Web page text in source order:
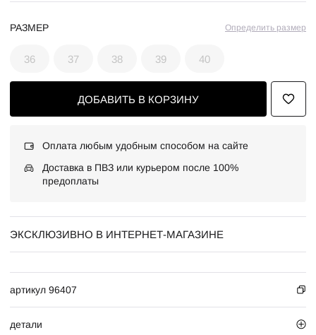
РАЗМЕР Определить размер
36 37 38 39 40
ДОБАВИТЬ В КОРЗИНУ
Оплата любым удобным способом на сайте
Доставка в ПВЗ или курьером после 100%
предоплаты
ЭКСКЛЮЗИВНО В ИНТЕРНЕТ-МАГАЗИНЕ
артикул 96407
детали